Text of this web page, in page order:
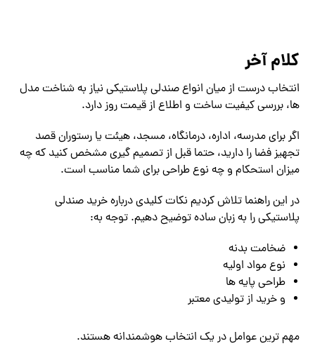
کلام آخر
انتخاب درست از میان انواع صندلی پلاستیکی نیاز به شناخت مدل‌
ها، بررسی کیفیت ساخت و اطلاع از قیمت روز دارد.
اگر برای مدرسه، اداره، درمانگاه، مسجد، هیئت یا رستوران قصد
تجهیز فضا را دارید، حتما قبل از تصمیم ‌گیری مشخص کنید که چه
میزان استحکام و چه نوع طراحی برای شما مناسب است.
در این راهنما تلاش کردیم نکات کلیدی درباره خرید صندلی
پلاستیکی را به زبان ساده توضیح دهیم. توجه به:
ضخامت بدنه
نوع مواد اولیه
طراحی پایه ‌ها
و خرید از تولیدی معتبر
مهم ‌ترین عوامل در یک انتخاب هوشمندانه هستند.